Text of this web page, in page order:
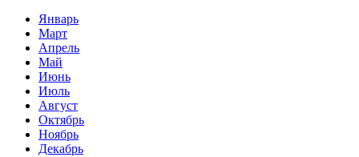
Январь
Март
Апрель
Май
Июнь
Июль
Август
Октябрь
Ноябрь
Декабрь